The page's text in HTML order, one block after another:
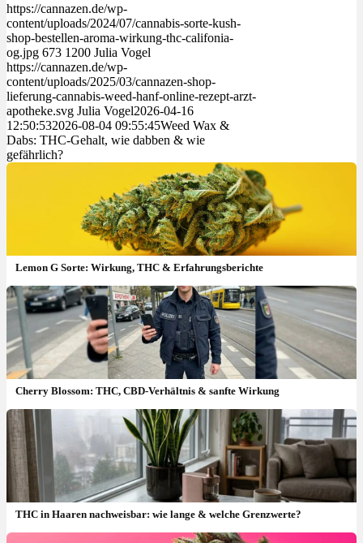
https://cannazen.de/wp-
content/uploads/2024/07/cannabis-sorte-kush-
shop-bestellen-aroma-wirkung-thc-califonia-
og.jpg 673 1200 Julia Vogel
https://cannazen.de/wp-
content/uploads/2025/03/cannazen-shop-
lieferung-cannabis-weed-hanf-online-rezept-arzt-
apotheke.svg Julia Vogel2026-04-16
12:50:532026-08-04 09:55:45Weed Wax &
Dabs: THC-Gehalt, wie dabben & wie
gefährlich?
Lemon G Sorte: Wirkung, THC & Erfahrungsberichte
Cherry Blossom: THC, CBD-Verhältnis & sanfte Wirkung
THC in Haaren nachweisbar: wie lange & welche Grenzwerte?